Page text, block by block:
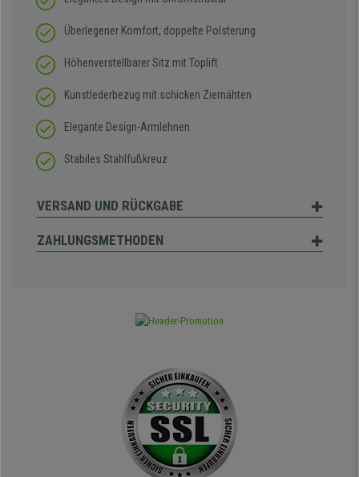
Überlegener Komfort, doppelte Polsterung
Höhenverstellbarer Sitz mit Toplift
Kunstlederbezug mit schicken Ziernähten
Elegante Design-Armlehnen
Stabiles Stahlfußkreuz
VERSAND UND RÜCKGABE
ZAHLUNGSMETHODEN